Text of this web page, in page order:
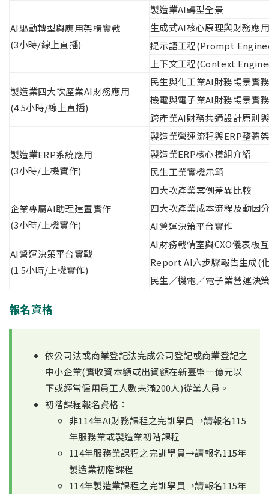
AI驅動轉型與應用架構實戰
(3小時/線上直播)
製造業AI轉型全景
生成式AI核心原理與財務應用
提示語工程(Prompt
上下文工程(Context
製造業四大次產業AI財務應用
(4.5小時/線上直播)
民生與化工業AI財務場景實
機電與電子業AI財務場景實
跨產業AI財務共通設計原則
製造業ERP系統應用
(3小時/上機實作)
製造業營運流程與ERP整體
製造業ERP核心模組介紹
民生工業實機示範
四大次產業案例差異比較
企業專屬AI助理建置實作
(3小時/上機實作)
四大次產業成本流程及動因
AI營運決策平台實作
AI營運決策平台實戰
(1.5小時/上機實作)
AI財務戰情室與CXO儀表板
Report AI六步驟報告生成(
民生／機電／電子業營運決
報名資格
依公司法或商業登記法完成公司登記或商業登記之
中小企業(實收資本額或出資額在新臺幣一億元以
下或經常僱用員工人數未滿200人)從業人員。
初階課程報名資格：
非114年AI財務課程之完訓學員→請報名115
年服務業或製造業初階課程
114年服務業課程之完訓學員→請報名115年
製造業初階課程
114年製造業課程之完訓學員→請報名115年